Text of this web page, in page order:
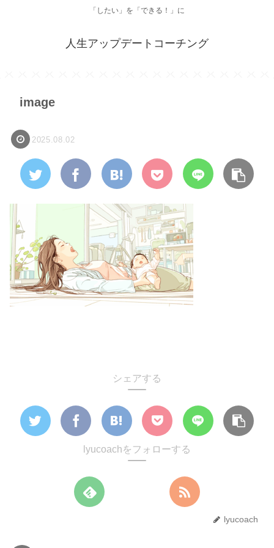
「したい」を「できる！」に
人生アップデートコーチング
image
2025.08.02
シェアする
lyucoachをフォローする
lyucoach